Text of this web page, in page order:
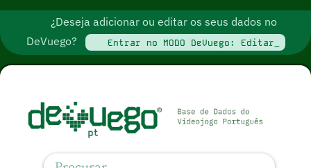
¿Deseja adicionar ou editar os seus dados no
DeVuego?
Entrar no MODO DeVuego: Editar_